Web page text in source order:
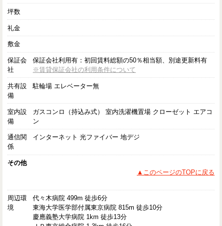
坪数
礼金
敷金
保証会
社
保証会社利用有：初回賃料総額の50％相当額、別途更新料有
※賃貸保証会社の利用条件について
共有設
備
駐輪場 エレベーター無
室内設
備
ガスコンロ（持込み式） 室内洗濯機置場 クローゼット エアコ
ン
通信関
係
インターネット 光ファイバー 地デジ
その他
▲このページのTOPに戻る
周辺環
境
代々木病院 499m 徒歩6分
東海大学医学部付属東京病院 815m 徒歩10分
慶應義塾大学病院 1km 徒歩13分